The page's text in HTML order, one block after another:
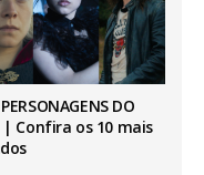
DO
| Confira os 10 mais